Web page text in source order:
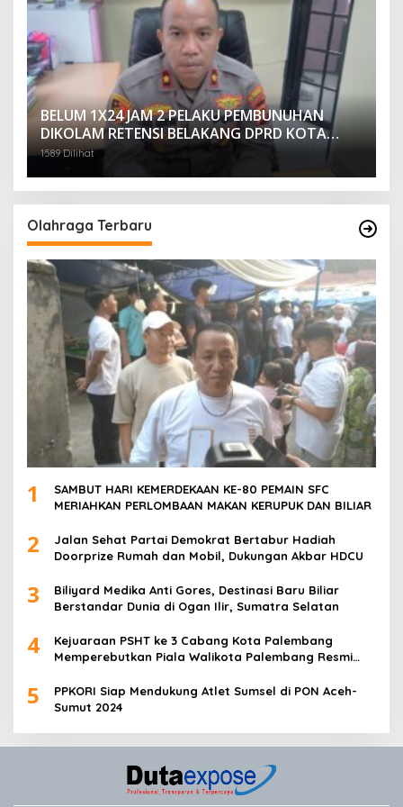
BELUM 1X24 JAM 2 PELAKU PEMBUNUHAN
DIKOLAM RETENSI BELAKANG DPRD KOTA
PALEMBANG TELAH DIRINGKUS ANGGOTA
1589 Dilihat
Olahraga Terbaru
1
SAMBUT HARI KEMERDEKAAN KE-80 PEMAIN SFC
MERIAHKAN PERLOMBAAN MAKAN KERUPUK DAN BILIAR
2
Jalan Sehat Partai Demokrat Bertabur Hadiah
Doorprize Rumah dan Mobil, Dukungan Akbar HDCU
3
Biliyard Medika Anti Gores, Destinasi Baru Biliar
Berstandar Dunia di Ogan Ilir, Sumatra Selatan
4
Kejuaraan PSHT ke 3 Cabang Kota Palembang
Memperebutkan Piala Walikota Palembang Resmi
5
PPKORI Siap Mendukung Atlet Sumsel di PON Aceh-
Sumut 2024